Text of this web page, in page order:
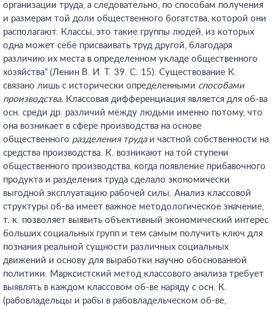
организации труда, а следовательно, по способам получения
и размерам той доли общественного богатства, которой они
располагают. Классы, это такие группы людей, из которых
одна может себе присваивать труд другой, благодаря
различию их места в определенном укладе общественного
хозяйства” (Ленин В. И. Т. 39. С. 15). Существование К.
связано лишь с исторически определенными способами
производства. Классовая дифференциация является для об-ва
осн. среди др. различий между людьми именно потому, что
она возникает в сфере производства на основе
общественного разделения трудаи частной собственности на
средства производства. К. возникают на той ступени
общественного производства, когда появление прибавочного
продукта и разделения труда сделало экономически
выгодной эксплуатацию рабочей силы. Анализ классовой
структуры об-ва имеет важное методологическое значение,
т. к. позволяет выявить объективный экономический интерес
больших социальных групп и тем самым получить ключ для
познания реальной сущности различных социальных
движений и основу для выработки научно обоснованной
политики. Марксистский метод классового анализа требует
выявлять в каждом классовом об-ве наряду с осн. К.
(рабовладельцы и рабы в рабовладельческом об-ве,